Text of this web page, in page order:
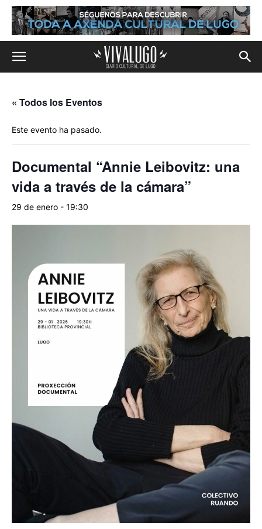
« Todos los Eventos
Este evento ha pasado.
Documental “Annie Leibovitz: una
vida a través de la cámara”
29 de enero - 19:30